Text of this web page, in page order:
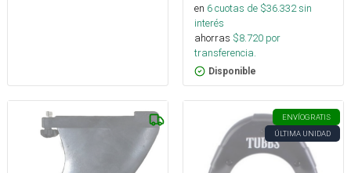
en 6cuotas de $36.332sin
interés
ahorras $8.720 por
transferencia.
Disponible
ENVÍOGRATIS
ÚLTIMA UNIDAD